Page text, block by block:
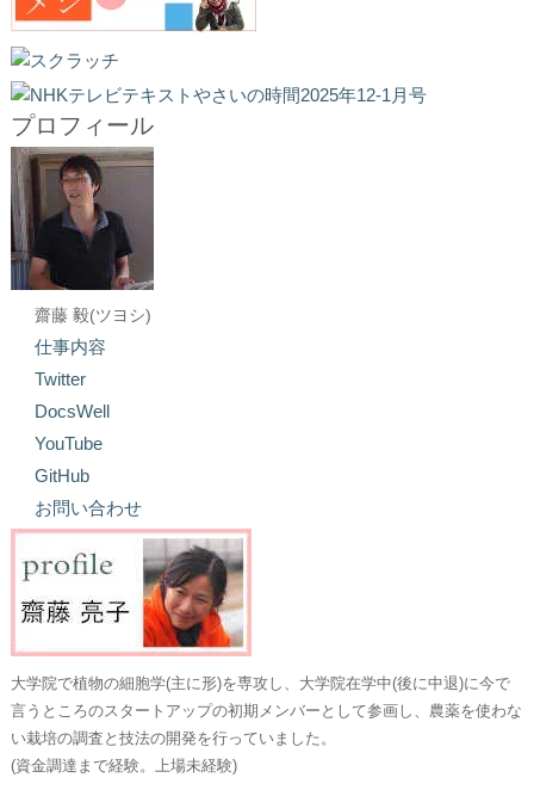
プロフィール
齋藤 毅(ツヨシ)
仕事内容
Twitter
DocsWell
YouTube
GitHub
お問い合わせ
大学院で植物の細胞学(主に形)を専攻し、大学院在学中(後に中退)に今で
言うところのスタートアップの初期メンバーとして参画し、農薬を使わな
い栽培の調査と技法の開発を行っていました。
(資金調達まで経験。上場未経験)